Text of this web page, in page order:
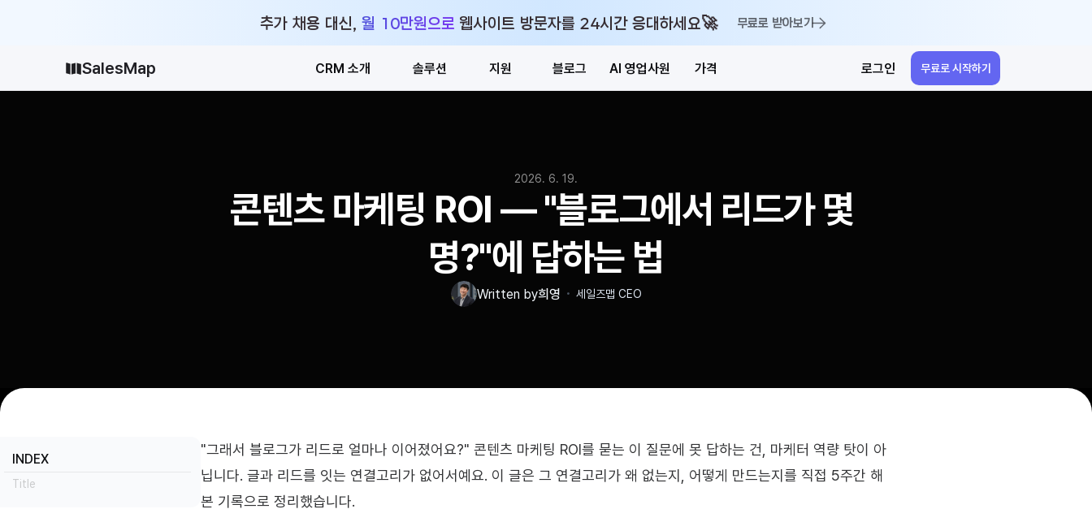
추가 채용 대신, 월 10만원으로 웹사이트 방문자를 24시간 응대하세요🚀 무료로 받아보기
SalesMap CRM 소개 솔루션 지원 블로그 AI 영업사원 가격 로그인 무료로 시작하기
2026. 6. 19.
콘텐츠 마케팅 ROI — "블로그에서 리드가 몇
명?"에 답하는 법
Written by희영 ・ 세일즈맵 CEO
INDEX
Title
"그래서 블로그가 리드로 얼마나 이어졌어요?" 콘텐츠 마케팅 ROI를 묻는 이 질문에 못 답하는 건, 마케터 역량 탓이 아
닙니다. 글과 리드를 잇는 연결고리가 없어서예요. 이 글은 그 연결고리가 왜 없는지, 어떻게 만드는지를 직접 5주간 해
본 기록으로 정리했습니다.